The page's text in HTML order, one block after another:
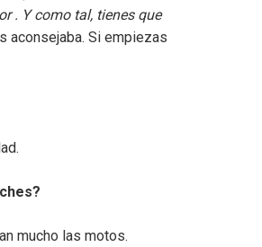
. Y como tal, tienes que
aconsejaba. Si empiezas
mucho las motos.